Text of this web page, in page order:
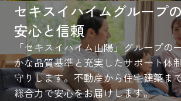
セキスイハイムグループ
安心と信頼
「セキスイハイム山陽」グループの
かな品質基準と充実したサポート体
守りします。不動産から住宅建築ま
総合力で安心をお届けします。